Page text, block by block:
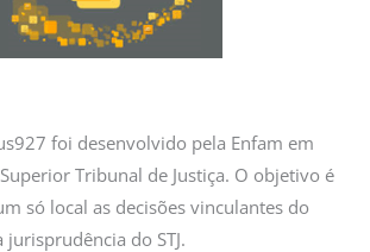
foi desenvolvido pela Enfam em
Tribunal de Justiça. O objetivo é
só local as decisões vinculantes do
jurisprudência do STJ.